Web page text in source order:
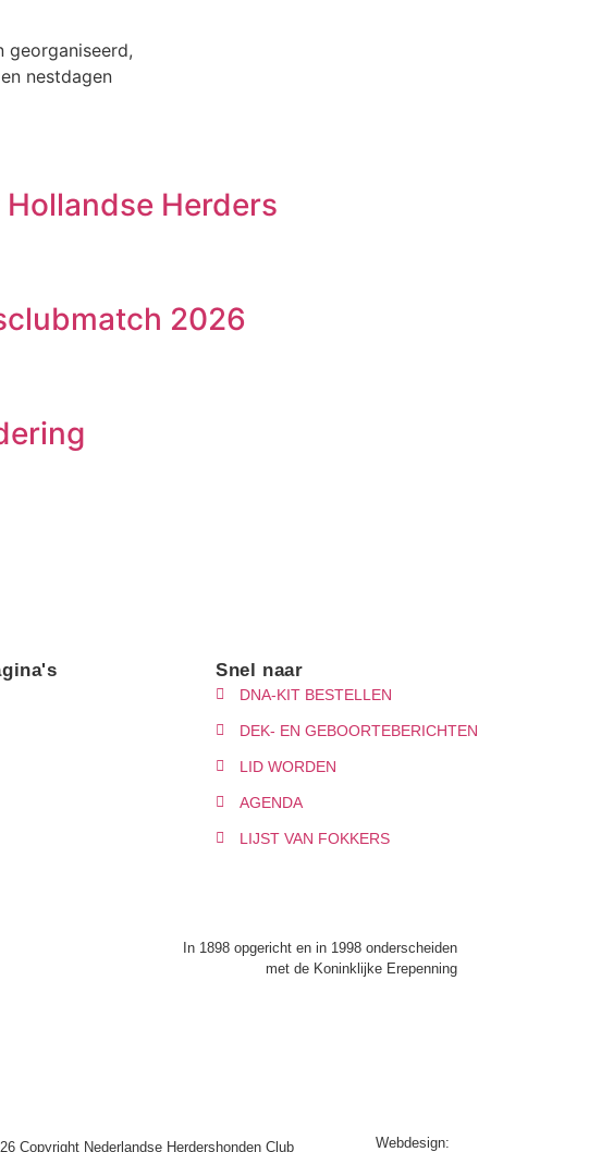
georganiseerd,
nestdagen
Hollandse Herders
2026
Snel naar
DNA-KIT BESTELLEN
DEK- EN GEBOORTEBERICHTEN
LID WORDEN
AGENDA
LIJST VAN FOKKERS
In 1898 opgericht en in 1998 onderscheiden
met de Koninklijke Erepenning
Copyright Nederlandse Herdershonden Club Webdesign: